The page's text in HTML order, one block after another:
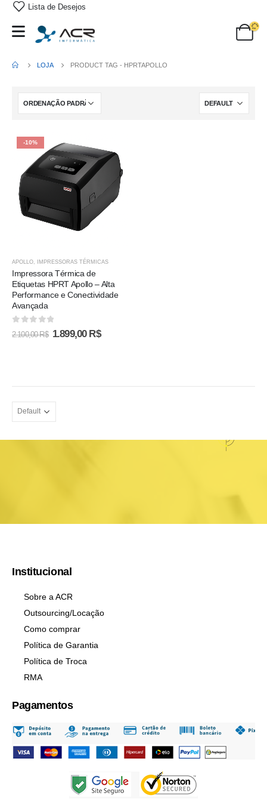
Lista de Desejos
LOJA PRODUCT TAG - HPRTAPOLLO
-10%
APOLLO, IMPRESSORAS TÉRMICAS
Impressora Térmica de
Etiquetas HPRT Apollo – Alta
Performance e Conectividade
Avançada
0 out of 5
2.100,00R$ 1.899,00 R$
Institucional
Sobre a ACR
Outsourcing/Locação
Como comprar
Política de Garantia
Política de Troca
RMA
Pagamentos